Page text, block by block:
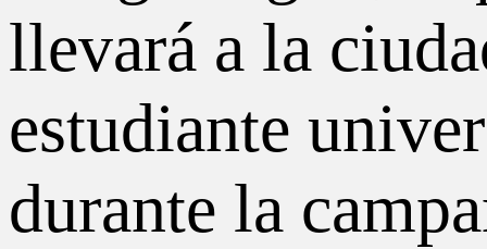
llevará a la
estudiante
durante la